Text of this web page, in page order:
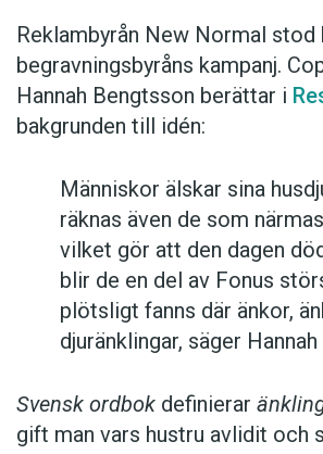
Reklambyrån New Normal stod
begravningsbyråns kampanj.
Hannah Bengtsson berättar i
bakgrunden till idén:
Människor älskar sina
räknas även de som
vilket gör att den dagen
blir de en del av Fonus
plötsligt fanns där änkor,
djuränklingar, säger
Svensk ordbok definierar
gift man vars hustru av­lidit och